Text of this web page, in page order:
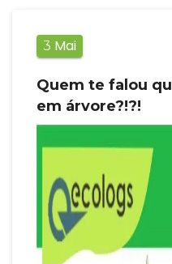
3 Mai
Quem te falou
em árvore?!?!